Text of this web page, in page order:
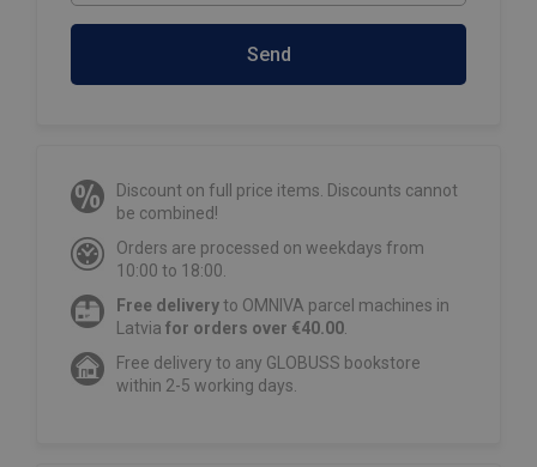
Send
Discount on full price items. Discounts cannot
be combined!
Orders are processed on weekdays from
10:00 to 18:00.
Free deliveryto OMNIVA parcel machines in
Latvia for orders over €40.00
Free delivery to any GLOBUSS bookstore
within 2-5 working days.